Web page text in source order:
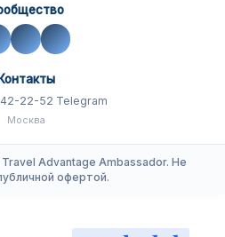
Контакты
22-52 Telegram
Москва
Advantage Ambassador. Не
офертой.